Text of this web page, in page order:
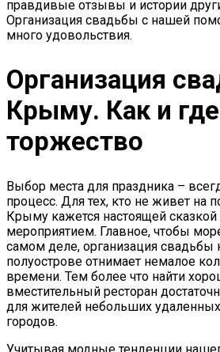
правдивые отзывы и истории
Организация свадьбы с нашей
много удовольствия.
Организация
Крыму. Как и
торжество
Выбор места для праздника –
процесс. Для тех, кто не живет на
Крыму кажется настоящей
мероприятием. Главное, чтобы
самом деле, организация
полуострове отнимает немалое
времени. Тем более что найти
вместительный ресторан
для жителей небольших
городов.
Учитывая модные тенденции